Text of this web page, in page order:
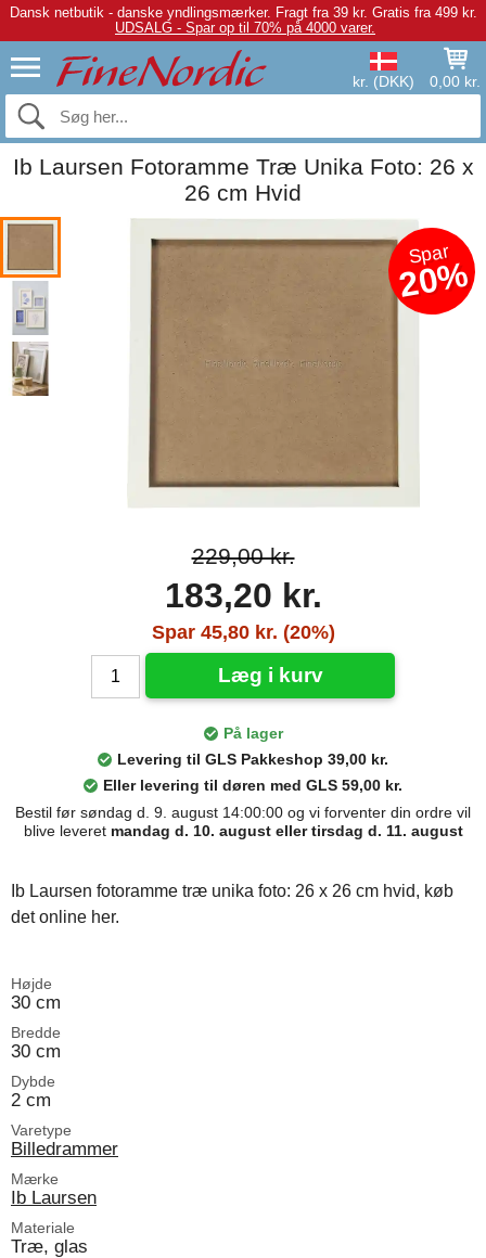
Dansk netbutik - danske yndlingsmærker. Fragt fra 39 kr. Gratis fra 499 kr.
UDSALG - Spar op til 70% på 4000 varer.
kr. (DKK) 0,00 kr.
Ib Laursen Fotoramme Træ Unika Foto: 26 x
26 cm Hvid
Spar
20%
229,00 kr.
183,20 kr.
Spar 45,80 kr. (20%)
Læg i kurv
På lager
Levering til GLS Pakkeshop 39,00 kr.
Eller levering til døren med GLS 59,00 kr.
Bestil før søndag d. 9. august 14:00:00 og vi forventer din ordre vil
blive leveret mandag d. 10. august eller tirsdag d. 11. august
Ib Laursen fotoramme træ unika foto: 26 x 26 cm hvid, køb
det online her.
Højde
30 cm
Bredde
30 cm
Dybde
2 cm
Varetype
Billedrammer
Mærke
Ib Laursen
Materiale
Træ, glas